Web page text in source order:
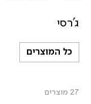
ג'רסי
כל המוצרים
27 מוצרים